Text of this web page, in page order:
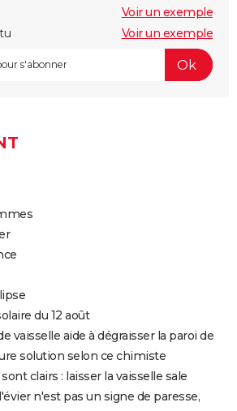
Voir un exemple
Voir un exemple
du 12 août
vaisselle aide à dégraisser la paroi de
solution selon ce chimiste
clairs : laisser la vaisselle sale
n'est pas un signe de paresse,